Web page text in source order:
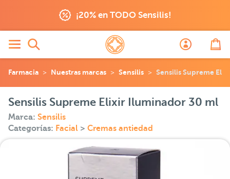
¡20% en TODO Sensilis!
Farmacia Nuestras marcas Sensilis Sensilis Supreme
Sensilis Supreme Elixir Iluminador 30 ml
Marca: Sensilis
Categorías: Facial > Cremas antiedad